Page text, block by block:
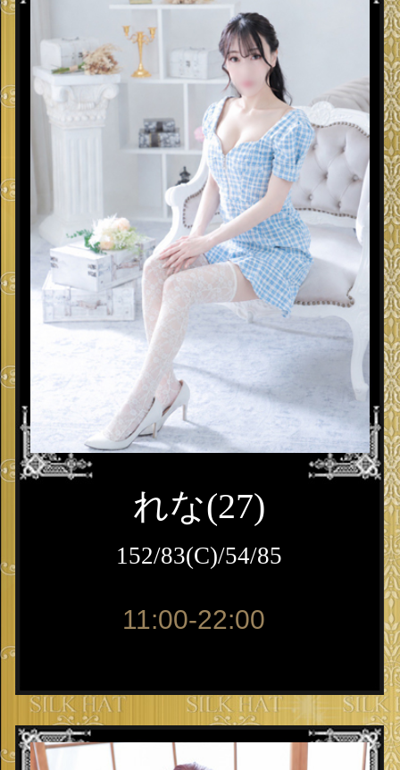
れな(27)
152/83(C)/54/85
11:00-22:00